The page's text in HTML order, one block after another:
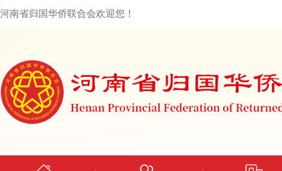
河南省归国华侨联合会欢迎您！